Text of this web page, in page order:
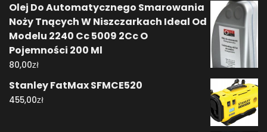
Olej Do Automatycznego Smarowania
Noży Tnących W Niszczarkach Ideal Od
Modelu 2240 Cc 5009 2Cc O
Pojemności 200 Ml
80,00zł
Stanley FatMax SFMCE520
455,00zł